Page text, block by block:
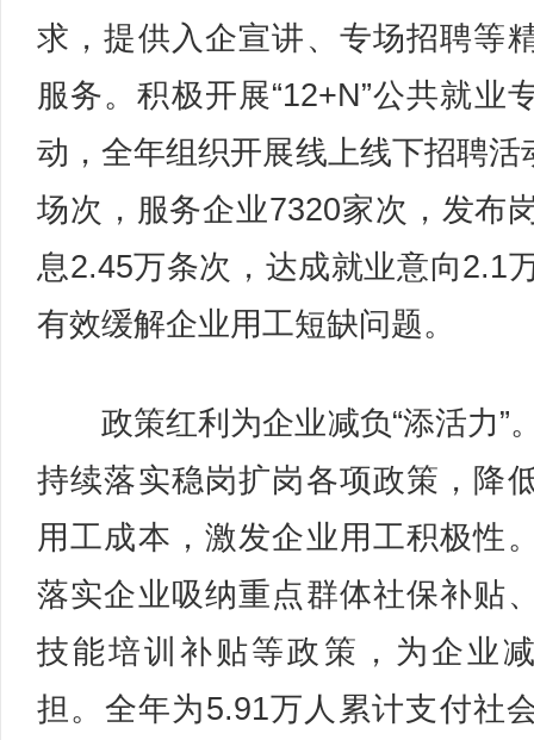
求，提供入企宣讲、专场招聘等
服务。积极开展“12+N”公共就业
动，全年组织开展线上线下招聘活
场次，服务企业7320家次，发布
息2.45万条次，达成就业意向2.1
有效缓解企业用工短缺问题。
政策红利为企业减负“添活力”
持续落实稳岗扩岗各项政策，降
用工成本，激发企业用工积极性
落实企业吸纳重点群体社保补贴
技能培训补贴等政策，为企业
担。全年为5.91万人累计支付社